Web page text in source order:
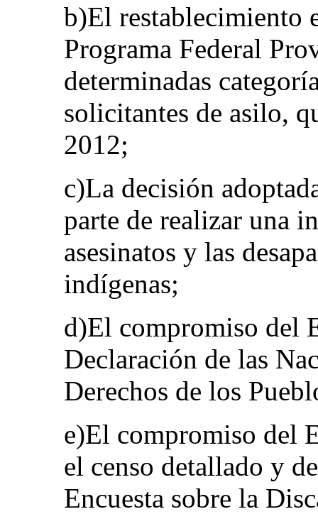
b)El restablecimiento
Programa Federal
determinadas
solicitantes de asilo,
2012;
c)La decisión
parte de realizar una
asesinatos y las
indígenas;
d)El compromiso del
Declaración de las
Derechos de los
e)El compromiso del
el censo detallado y
Encuesta sobre la